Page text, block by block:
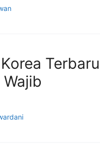
Terbaru